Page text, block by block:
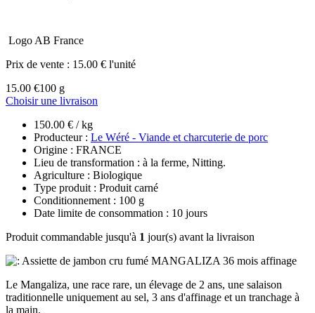
Logo AB France
Prix de vente : 15.00 € l'unité
15.00 €100 g
Choisir une livraison
150.00 € / kg
Producteur : Le Wéré - Viande et charcuterie de porc
Origine : FRANCE
Lieu de transformation : à la ferme, Nitting.
Agriculture : Biologique
Type produit : Produit carné
Conditionnement : 100 g
Date limite de consommation : 10 jours
Produit commandable jusqu'à 1 jour(s) avant la livraison
Le Mangaliza, une race rare, un élevage de 2 ans, une salaison
traditionnelle uniquement au sel, 3 ans d'affinage et un tranchage à
la main.